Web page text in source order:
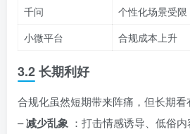
千问
个性化场景受限
小微平台
合规成本上升
3.2 长期利好
合规化虽然短期带来阵痛，但长期看
–减少乱象 ：打击情感诱导、低俗内